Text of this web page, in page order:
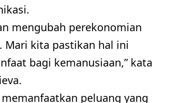
mengubah perekonomian
Mari kita pastikan hal ini
bagi kemanusiaan,” kata
peluang yang